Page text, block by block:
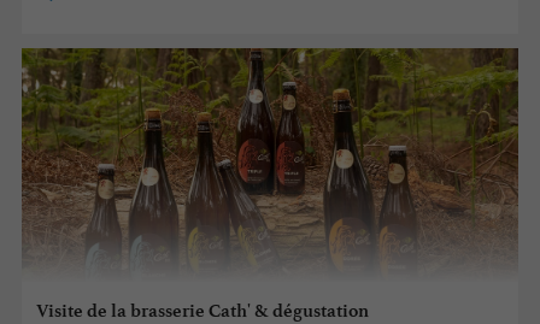
Visite de la brasserie Cath' & dégustation